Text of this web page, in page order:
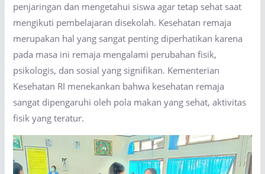
penjaringan dan mengetahui siswa agar tetap sehat saat
mengikuti pembelajaran disekolah. Kesehatan remaja
merupakan hal yang sangat penting diperhatikan karena
pada masa ini remaja mengalami perubahan fisik,
psikologis, dan sosial yang signifikan. Kementerian
Kesehatan RI menekankan bahwa kesehatan remaja
sangat dipengaruhi oleh pola makan yang sehat, aktivitas
fisik yang teratur.